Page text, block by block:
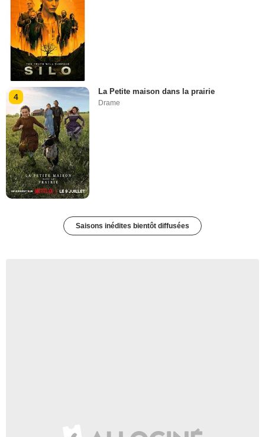
4
La Petite maison dans la prairie
Drame
Saisons inédites bientôt diffusées